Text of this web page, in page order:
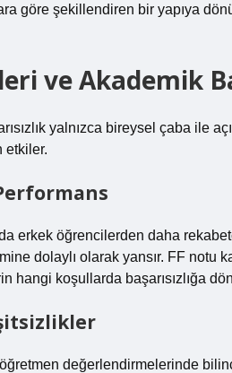
göre şekillendiren bir yapıya
ve Akademik
yalnızca bireysel çaba ile
etkiler.
erkek öğrencilerden daha
dolaylı olarak yansır. FF notu
hangi koşullarda başarısızlığa
değerlendirmelerinde